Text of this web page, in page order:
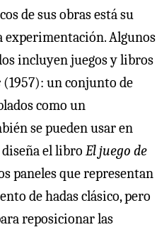
de sus obras está su
experimentación. Algunos
incluyen juegos y libros
(1957): un conjunto de
como un
se pueden usar en
el libro El juego de
paneles que representan
de hadas clásico, pero
reposicionar las